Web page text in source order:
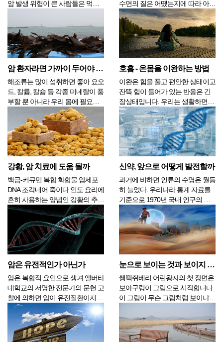
암 발생 위험이 큰 사람들은 먹는
다. 중국 연구진은 북미 갱년기 학
회와 공동으로 연구해서 n-3계 다
불포화 지방산(PUFAs)이 풍부한
식품이 유방암 위험을 낮추는 데
도움이 될 수도 있...
수면의 질은 어땠는지에 따라 아침
의 상태가 결정된다. 깊고 달게 잠
을 잤음에도 불구하고 피곤한 기운
이 남아 있다면 전날 과음이나 흡
연 또는 과식을 했기 때문에 간에
서 제대로 된 해독을 하지 못해서
그럴 수 있으며, 손발...
암 환자라면 가까이 두어야 할 식품, 해조류와 버섯류
해조류는 많이 섭취하면 좋아 요오
드, 칼륨, 칼슘 등 각종 미네랄이 풍
부할 뿐 아니라 우리 몸에 필요한
영양소를 모두 갖추고 있는 해조류
는 유해산소를 없애주는 베타카로
틴의 함량도 녹황색 채소와 비슷하
다. 혈당과 콜레스테롤을 낮춰주
고, 해조류의 알긴산은 체내의 중
금속들을 빨아들여 몸 밖...
호흡 - 온몸을 이완하는 방법
이완은 힘을 풀고 편안한 상태이고
잔뜩 힘이 들어가 있는 반응은 긴
장상태입니다. 우리는 생활하면서
긴장과 이완을 반복합니다. 이 둘
이 서로 균형을 이루면 건강한 상
태가 유지되지만 한쪽으로 기울어
진 상태가 지속되면 몸의 건강도
나빠질 수밖에 없습니다. 긴장이
지속되면 몸은 수축되고 마음은...
강황, 암 치료에 도움 될까
백금-커큐민 복합 화합물 암세포
DNA 조각내어 죽이다 인도 요리에
흔히 사용하는 양념인 강황의 추출
물은 용해해서 종양에 투여하면 암
세포를 죽일 수 있다고 과학자들이
주장하고 있다. 강황은 치료 효과
가 있는 것으로 알려져 있고 생고
기의 병균을 죽이는 방법으로도 이
용되고 있다. 최...
신약, 앞으로 어떻게 발전할까
과거에 비하면 인류의 수명은 월등
히 늘었다. 우리나라 통계 자료를
기준으로 1970년 국내 인구의 평
균 수명은 남자는 58세, 여자는 65
세로 평균 62세 정도였다. 그로부
터 50여년이 흐른 2020년에는 남
자가 80세, 여자는 86세이며 평균
수치는 83세 정도이다. 더 오래전
...
암은 유전적인가 아닌가
암은 복합적 요인으로 생겨 앨버타
대학교의 저명한 전문가의 문헌 고
찰에 의하면 암이 유전질환이지만
유전적 요소는 퍼즐의 한 조각일
뿐이고 그래서 연구가들은 환경 요
인과 대사 요인도 고려할 필요가
있다고 한다. 지난 몇 세기 동안 나
눈으로 보이는 것과 보이지 않는 것
쌩떽쥐베리 어린왕자의 첫 장면은
보아구렁이 그림으로 시작합니다.
이 그림이 무슨 그림처럼 보이냐고
라고 대답을 해서 어린 시절의 비
행사는 실망합니다. 그래서 그림을
좀 더 이해하기 쉽게 보아구렁이의